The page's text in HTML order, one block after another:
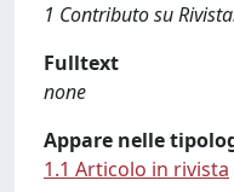
1 Contributo su
Fulltext
none
Appare nelle
1.1 Articolo in rivista